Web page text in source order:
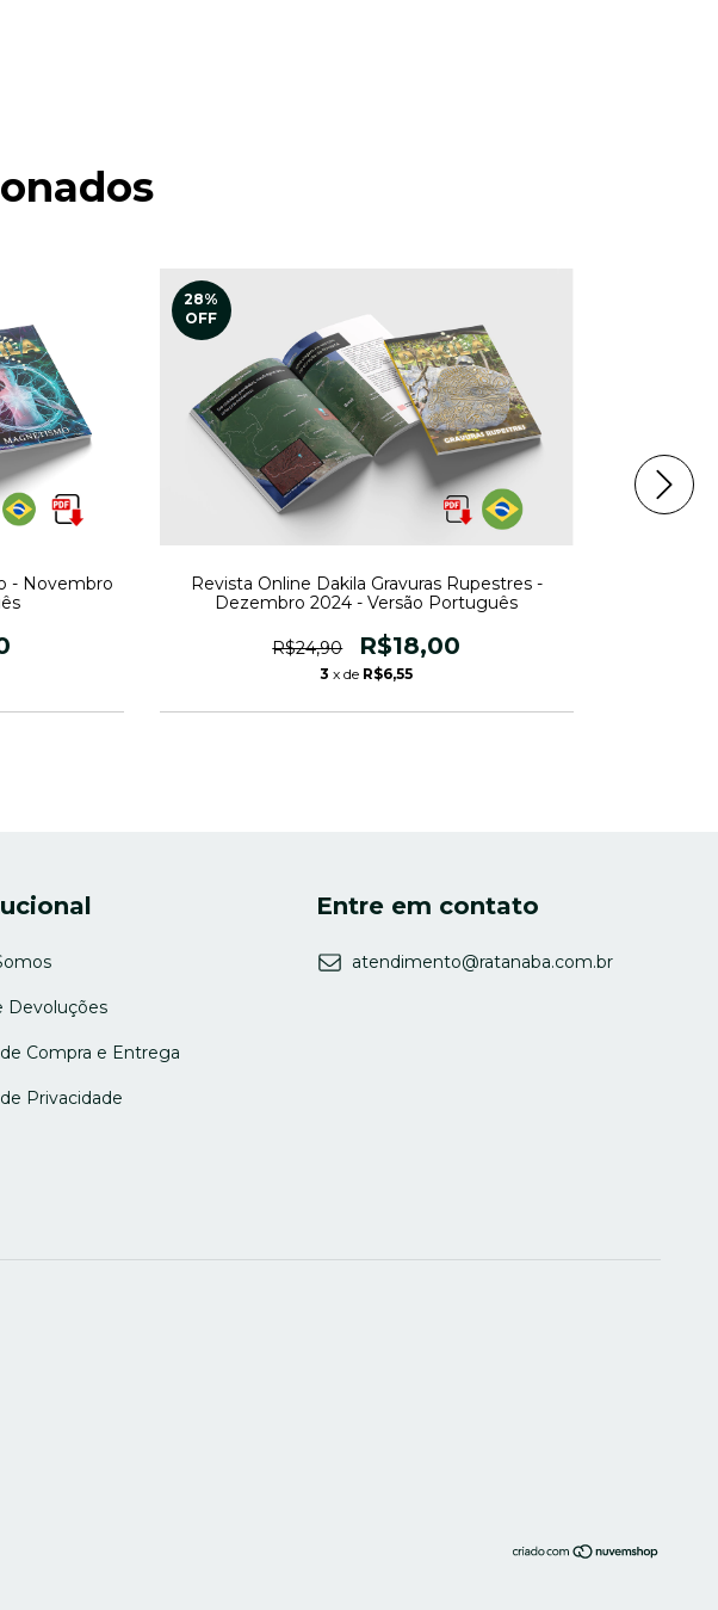
- Novembro
28%
OFF
Revista Online Dakila Gravuras Rupestres -
Dezembro 2024 - Versão Português
R$24,90 R$18,00
3 x de R$6,55
Devoluções
Compra e Entrega
Privacidade
Entre em contato
atendimento@ratanaba.com.br